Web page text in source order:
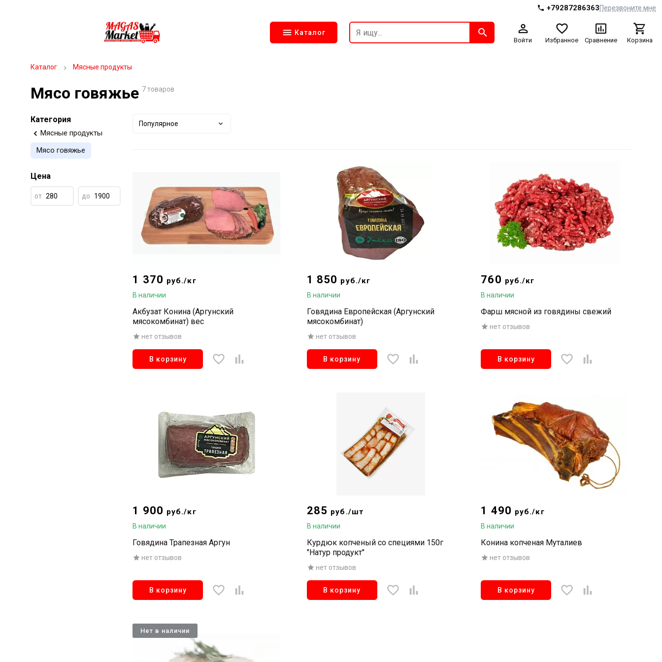
+79287286363Перезвоните мне
Каталог
Войти Избранное Сравнение Корзина
Каталог Мясные продукты
Мясо говяжье 7 товаров
Категория
Мясные продукты
Мясо говяжье
Цена
от до
Популярное
1 370 руб./кг
В наличии
Акбузат Конина (Аргунский
мясокомбинат) вес
нет отзывов
В корзину
1 850 руб./кг
В наличии
Говядина Европейская (Аргунский
мясокомбинат)
нет отзывов
В корзину
760 руб./кг
В наличии
Фарш мясной из говядины свежий
нет отзывов
В корзину
1 900 руб./кг
В наличии
Говядина Трапезная Аргун
нет отзывов
В корзину
285 руб./шт
В наличии
Курдюк копченый со специями 150г
"Натур продукт"
нет отзывов
В корзину
1 490 руб./кг
В наличии
Конина копченая Муталиев
нет отзывов
В корзину
Нет в наличии